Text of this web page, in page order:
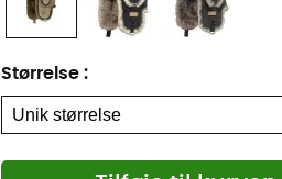
Størrelse :